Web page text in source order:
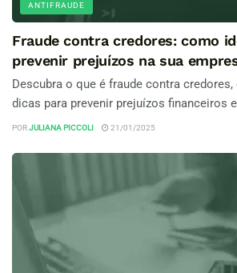
ANTIFRAUDE
Fraude contra credores: como
prevenir prejuízos na sua
Descubra o que é fraude contra
dicas para prevenir prejuízos financeiros
PORJULIANA PICCOLI 21/01/2025